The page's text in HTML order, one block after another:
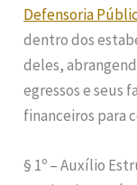
Defensoria
dentro dos
deles,
egressos e seus
financeiros para
§ 1º – Auxílio